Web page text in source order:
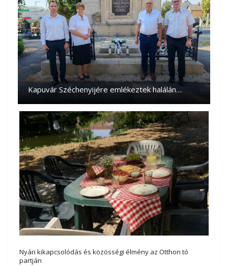
Kapuvár Széchenyijére emlékeztek halálán…
Nyári kikapcsolódás és közösségi élmény az Otthon tó
partján